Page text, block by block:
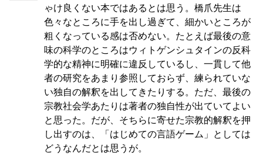
ゃけ良くない本ではあるとは思う。橋爪先生は
色々なところに手を出し過ぎて、細かいところが
粗くなっている感は否めない。たとえば最後の意
味の科学のところはウィトゲンシュタインの反科
学的な精神に明確に違反しているし、一貫して他
者の研究をあまり参照しておらず、練られていな
い独自の解釈を出してきたりする。ただ、最後の
宗教社会学あたりは著者の独自性が出ていてよい
と思った。だが、そちらに寄せた宗教的解釈を押
し出すのは、「はじめての言語ゲーム」としては
どうなんだとは思うが。